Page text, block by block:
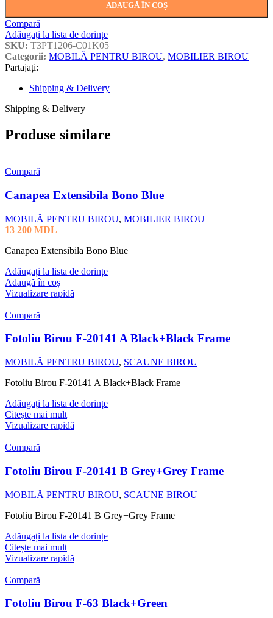
ADAUGĂ ÎN COȘ
Compară
Adăugați la lista de dorințe
SKU: T3PT1206-C01K05
Categorii: MOBILĂ PENTRU BIROU, MOBILIER BIROU
Partajați:
Shipping & Delivery
Shipping & Delivery
Produse similare
Compară
Canapea Extensibila Bono Blue
MOBILĂ PENTRU BIROU, MOBILIER BIROU
13 200 MDL
Canapea Extensibila Bono Blue
Adăugați la lista de dorințe
Adaugă în coș
Vizualizare rapidă
Compară
Fotoliu Birou F-20141 A Black+Black Frame
MOBILĂ PENTRU BIROU, SCAUNE BIROU
Fotoliu Birou F-20141 A Black+Black Frame
Adăugați la lista de dorințe
Citește mai mult
Vizualizare rapidă
Compară
Fotoliu Birou F-20141 B Grey+Grey Frame
MOBILĂ PENTRU BIROU, SCAUNE BIROU
Fotoliu Birou F-20141 B Grey+Grey Frame
Adăugați la lista de dorințe
Citește mai mult
Vizualizare rapidă
Compară
Fotoliu Birou F-63 Black+Green